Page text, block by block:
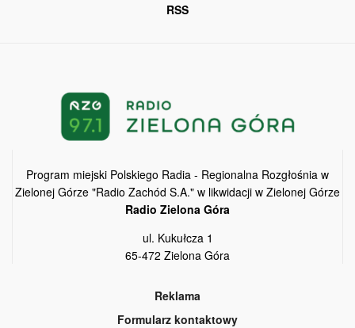
RSS
Program miejski Polskiego Radia - Regionalna Rozgłośnia w
Zielonej Górze "Radio Zachód S.A." w likwidacji w Zielonej Górze
Radio Zielona Góra
ul. Kukułcza 1
65-472 Zielona Góra
Reklama
Formularz kontaktowy